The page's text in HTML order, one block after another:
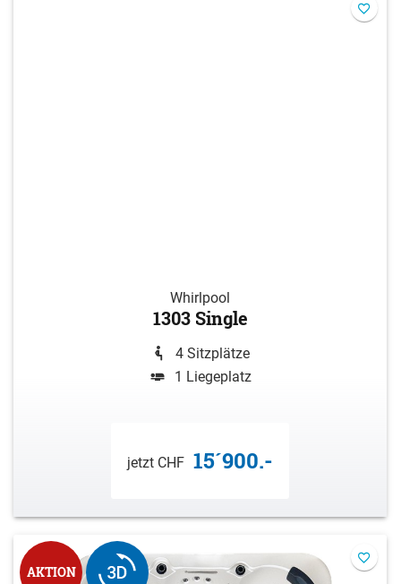
Whirlpool
1303 Single
4 Sitzplätze
1 Liegeplatz
jetzt CHF 15´900.-
AKTION